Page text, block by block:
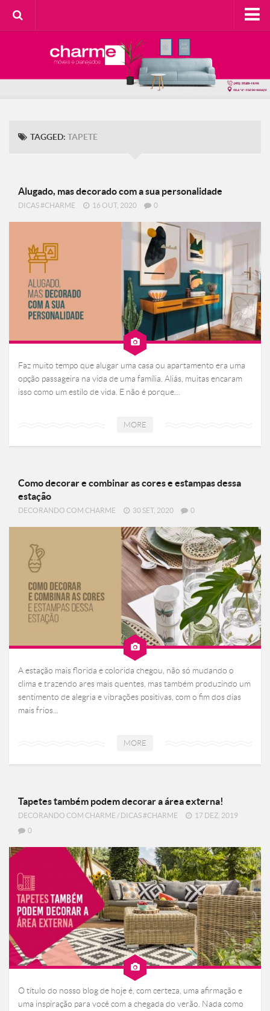
SOBRE A CHARME
Faça Você Mesma
Meu Lar
Contato
TAGGED: TAPETE
Alugado, mas decorado com a sua personalidade
DICAS #CHARME 16 OUT, 2020 0
Faz muito tempo que alugar uma casa ou apartamento era uma
opção passageira na vida de uma família. Aliás, muitas encaram
isso como um estilo de vida. E não é porque…
MORE
Como decorar e combinar as cores e estampas dessa
estação
DECORANDO COM CHARME 30 SET, 2020 0
A estação mais florida e colorida chegou, não só mudando o
clima e trazendo ares mais quentes, mas também produzindo um
sentimento de alegria e vibrações positivas, com o fim dos dias
mais frios...
MORE
Tapetes também podem decorar a área externa!
DECORANDO COM CHARME / DICAS #CHARME
17 DEZ, 2019
0
O título do nosso blog de hoje é, com certeza, uma afirmação e
uma inspiração para você com a chegada do verão. Nada como